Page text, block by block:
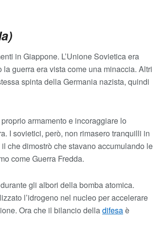
in Giappone. L’Unione Sovietica era
guerra era vista come una minaccia. Altri
spinta della Germania nazista, quindi
armamento e incoraggiare lo
I sovietici, però, non rimasero tranquilli in
che dimostrò che stavano accumulando le
come Guerra Fredda.
gli albori della bomba atomica.
l’idrogeno nel nucleo per accelerare
Ora che il bilancio delladifesaè